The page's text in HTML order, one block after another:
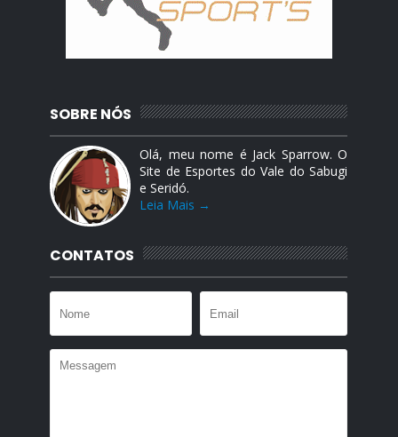
SOBRE NÓS
Olá, meu nome é Jack Sparrow. O
Site de Esportes do Vale do Sabugi
e Seridó.
Leia Mais →
CONTATOS